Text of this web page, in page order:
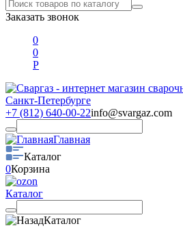
Заказать звонок
0
0
Р
+7 (812) 640-00-22info@svargaz.com
Главная
Каталог
0Корзина
Каталог
Каталог